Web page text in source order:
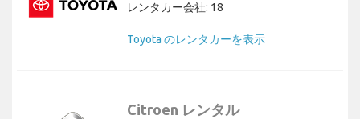
レンタカー会社: 18
Toyota のレンタカーを表示
Citroen レンタル